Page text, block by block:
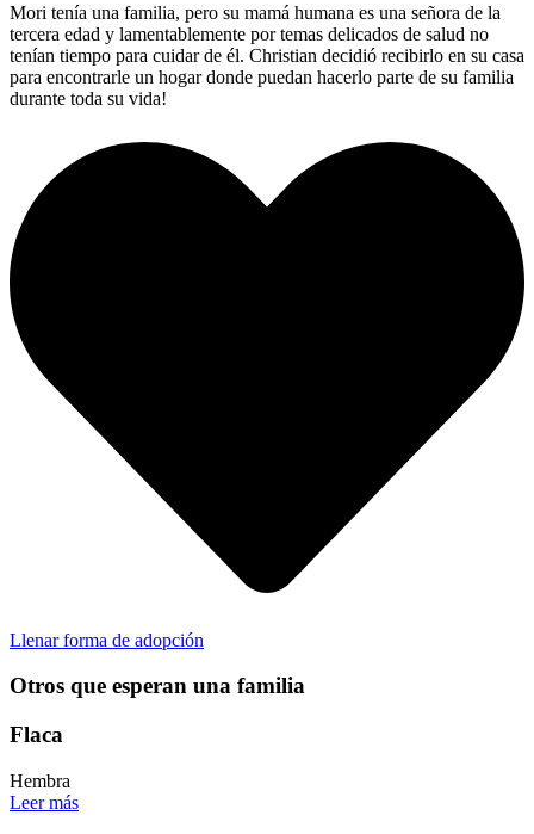
Mori tenía una familia, pero su mamá humana es una señora de la
tercera edad y lamentablemente por temas delicados de salud no
tenían tiempo para cuidar de él. Christian decidió recibirlo en su casa
para encontrarle un hogar donde puedan hacerlo parte de su familia
durante toda su vida!
Llenar forma de adopción
Otros que esperan una familia
Flaca
Hembra
Leer más